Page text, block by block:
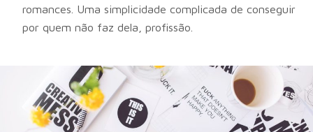
romances. Uma simplicidade complicada de conseguir
por quem não faz dela, profissão.